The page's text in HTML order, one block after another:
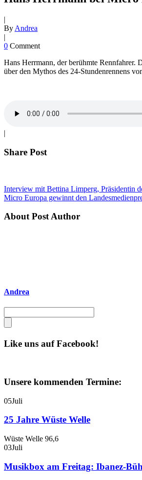
|
By Andrea
|
0 Comment
Hans Herrmann, der berühmte Rennfahrer.
über den Mythos des 24-Stundenrennens
|
Share Post
Interview mit Bettina Limperg, Präsidentin
Micro Europa gewinnt den
About Post Author
Andrea
Like uns auf Facebook!
Unsere kommenden Termine:
05Juli
25 Jahre Wüste Welle
Wüste Welle 96,6
03Juli
Musikbox am Freitag: Ibanez-